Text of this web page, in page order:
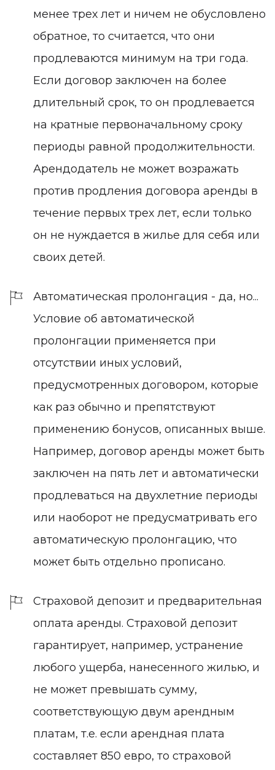
менее трех лет и ничем не обусловлено
обратное, то считается, что они
продлеваются минимум на три года.
Если договор заключен на более
длительный срок, то он продлевается
на кратные первоначальному сроку
периоды равной продолжительности.
Арендодатель не может возражать
против продления договора аренды в
течение первых трех лет, если только
он не нуждается в жилье для себя или
своих детей.
Автоматическая пролонгация - да, но...
Условие об автоматической
пролонгации применяется при
отсутствии иных условий,
предусмотренных договором, которые
как раз обычно и препятствуют
применению бонусов, описанных выше.
Например, договор аренды может быть
заключен на пять лет и автоматически
продлеваться на двухлетние периоды
или наоборот не предусматривать его
автоматическую пролонгацию, что
может быть отдельно прописано.
Страховой депозит и предварительная
оплата аренды. Страховой депозит
гарантирует, например, устранение
любого ущерба, нанесенного жилью, и
не может превышать сумму,
соответствующую двум арендным
платам, т.е. если арендная плата
составляет 850 евро, то страховой